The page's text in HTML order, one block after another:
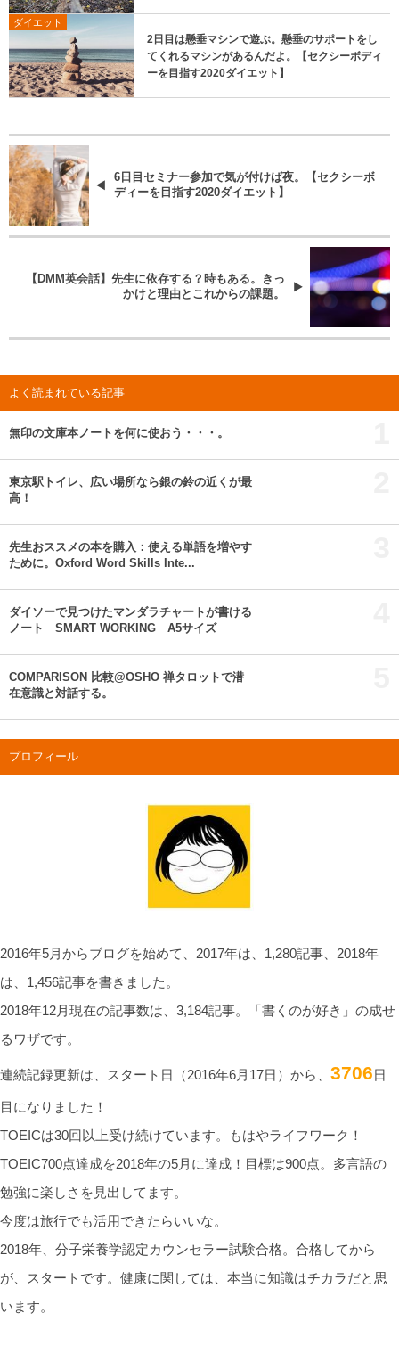
ダイエット
2日目は懸垂マシンで遊ぶ。懸垂のサポートをし
てくれるマシンがあるんだよ。【セクシーボディ
ーを目指す2020ダイエット】
6日目セミナー参加で気が付けば夜。【セクシーボ
ディーを目指す2020ダイエット】
【DMM英会話】先生に依存する？時もある。きっ
かけと理由とこれからの課題。
よく読まれている記事
無印の文庫本ノートを何に使おう・・・。
東京駅トイレ、広い場所なら銀の鈴の近くが最
高！
先生おススメの本を購入：使える単語を増やす
ために。Oxford Word Skills Inte...
ダイソーで見つけたマンダラチャートが書ける
ノート SMART WORKING A5サイズ
COMPARISON 比較@OSHO 禅タロットで潜
在意識と対話する。
プロフィール
2016年5月からブログを始めて、2017年は、1,280記事、2018年
は、1,456記事を書きました。
2018年12月現在の記事数は、3,184記事。「書くのが好き」の成せ
るワザです。
連続記録更新は、スタート日（2016年6月17日）から、 3706日
目になりました！
TOEICは30回以上受け続けています。もはやライフワーク！
TOEIC700点達成を2018年の5月に達成！目標は900点。多言語の
勉強に楽しさを見出してます。
今度は旅行でも活用できたらいいな。
2018年、分子栄養学認定カウンセラー試験合格。合格してから
が、スタートです。健康に関しては、本当に知識はチカラだと思
います。